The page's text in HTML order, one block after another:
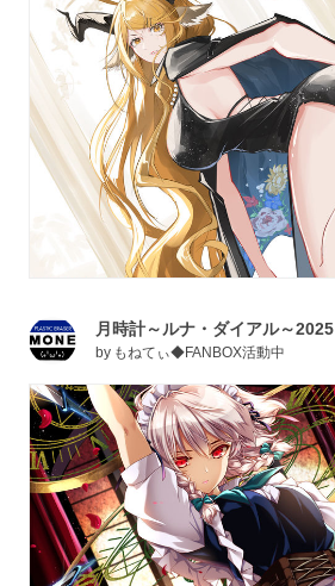
月時計～ルナ・ダイアル～2025
by もねてぃ◆FANBOX活動中